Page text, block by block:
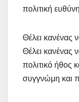
πολιτική
Θέλει κανένας
Θέλει κανένας
πολιτικό ήθος
συγγνώμη και